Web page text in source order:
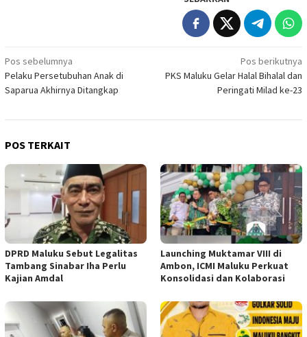
Navigasi
pos
Pos sebelumnya
Pelaku Persetubuhan Anak di
Saparua Akhirnya Ditangkap
Pos berikutnya
PKS Maluku Gelar Halal Bihalal dan
Peringati Milad ke-23
POS TERKAIT
DPRD Maluku Sebut Legalitas
Tambang Sinabar Iha Perlu
Kajian Amdal
Launching Muktamar VIII di
Ambon, ICMI Maluku Perkuat
Konsolidasi dan Kolaborasi